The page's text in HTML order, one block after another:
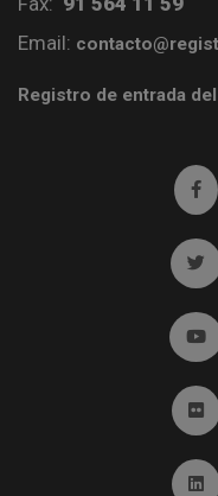
Email:
Registro de entrada
Ir
Ir
Ir